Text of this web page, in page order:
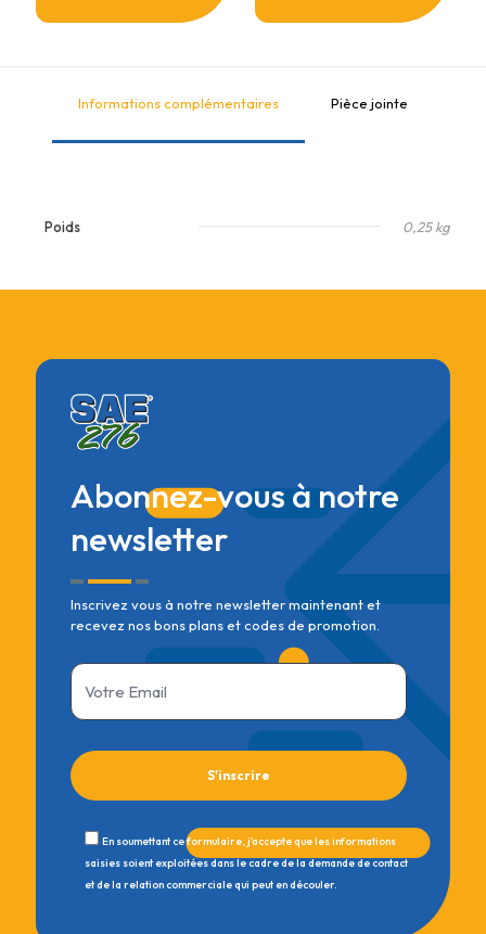
Informations complémentaires Pièce jointe
Poids 0,25 kg
Abonnez-vous à notre
newsletter
Inscrivez vous à notre newsletter maintenant et
recevez nos bons plans et codes de promotion.
En soumettant ce formulaire, j'accepte que les informations
saisies soient exploitées dans le cadre de la demande de contact
et de la relation commerciale qui peut en découler.